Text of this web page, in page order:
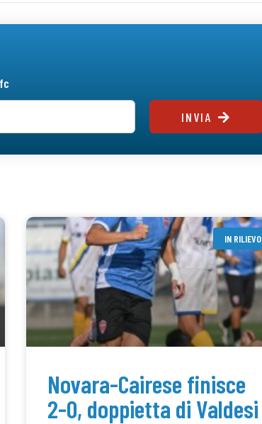
INVIA
IN RILIEVO
Novara-Cairese finisce
2-0, doppietta di Valdesi